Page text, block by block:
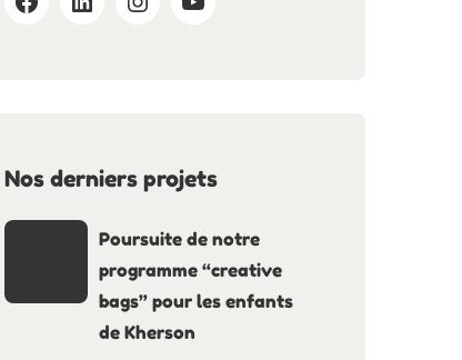
Nos derniers projets
Poursuite de notre
programme “creative
bags” pour les enfants
de Kherson